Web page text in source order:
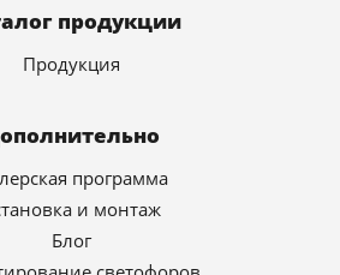
продукции
Продукция
программа
и монтаж
Блог